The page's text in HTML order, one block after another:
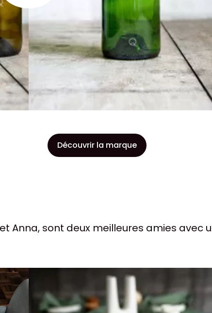
Découvrir la marque
Anna, sont deux meilleures amies avec